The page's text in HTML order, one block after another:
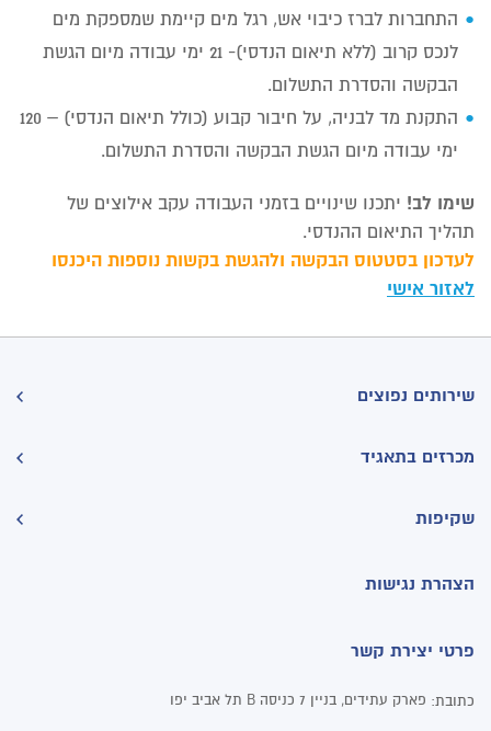
התחברות לברז כיבוי אש, רגל מים קיימת שמספקת מים
לנכס קרוב (ללא תיאום הנדסי)- 21 ימי עבודה מיום הגשת
הבקשה והסדרת התשלום.
התקנת מד לבניה, על חיבור קבוע (כולל תיאום הנדסי) – 120
ימי עבודה מיום הגשת הבקשה והסדרת התשלום.
שימו לב! יתכנו שינויים בזמני העבודה עקב אילוצים של
תהליך התיאום ההנדסי.
לעדכון בסטטוס הבקשה ולהגשת בקשות נוספות היכנסו
לאזור אישי
שירותים נפוצים
מכרזים בתאגיד
שקיפות
הצהרת נגישות
פרטי יצירת קשר
כתובת: פארק עתידים, בניין 7 כניסה B תל אביב יפו